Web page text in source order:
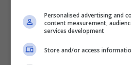
Personalised advertising and
content measurement,
services development
Store and/or access